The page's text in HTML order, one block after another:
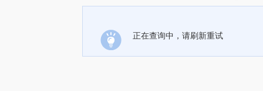
正在查询中，请刷新重试